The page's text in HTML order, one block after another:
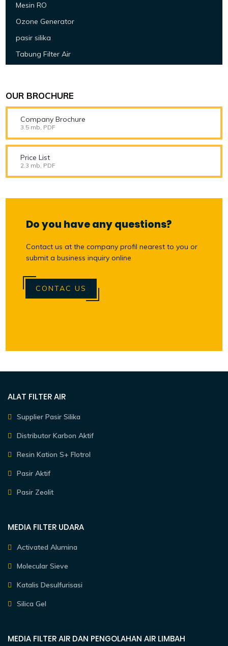
Mesin RO
Ozone Generator
pasir silika
Tabung Filter Air
OUR BROCHURE
Company Brochure
3.5 mb, PDF
Price List
2.3 mb, PDF
Do you have any questions?
Contact us at the company profil nearest to you or
submit a business inquiry online
CONTAC US
ALAT FILTER AIR
Supplier Pasir Silika
Distributor Karbon Aktif
Resin Kation S+ Flotrol
Pasir Aktif
Pasir Zeolit
MEDIA FILTER UDARA
Activated Alumina
Molecular Sieve
Katalis Desulfurisasi
Silica Gel
MEDIA FILTER AIR DAN PENGOLAHAN AIR LIMBAH